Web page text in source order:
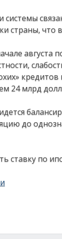
системы
страны, что
августа
24 млрд
до
ставку по